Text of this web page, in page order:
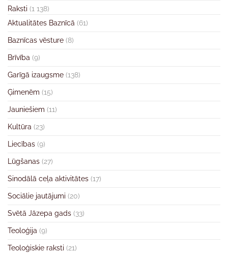
Raksti (1 138)
Aktualitātes Baznīcā (61)
Baznīcas vēsture (8)
Brīvība (9)
Garīgā izaugsme (138)
Ģimenēm (15)
Jauniešiem (11)
Kultūra (23)
Liecības (9)
Lūgšanas (27)
Sinodālā ceļa aktivitātes (17)
Sociālie jautājumi (20)
Svētā Jāzepa gads (33)
Teoloģija (9)
Teoloģiskie raksti (21)